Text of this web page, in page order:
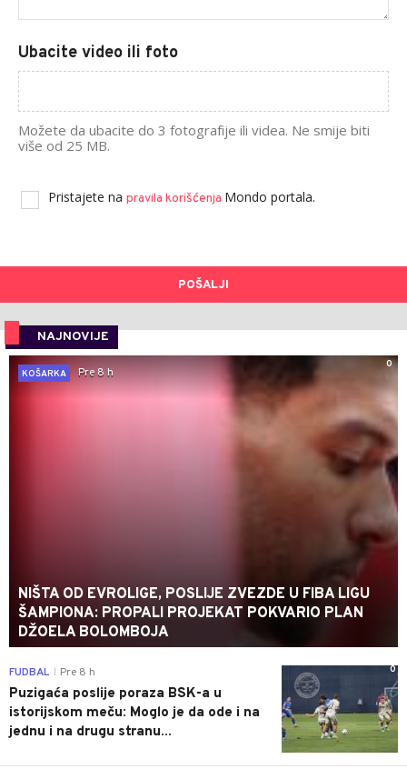
Ubacite video ili foto
Možete da ubacite do 3 fotografije ili videa. Ne smije biti
više od 25 MB.
Pristajete na pravila korišćenja Mondo portala.
POŠALJI
NAJNOVIJE
0
KOŠARKA
Pre 8 h
NIŠTA OD EVROLIGE, POSLIJE ZVEZDE U FIBA LIGU
ŠAMPIONA: PROPALI PROJEKAT POKVARIO PLAN
DŽOELA BOLOMBOJA
0
FUDBAL Pre 8 h
Puzigaća poslije poraza BSK-a u
istorijskom meču: Moglo je da ode i na
jednu i na drugu stranu...